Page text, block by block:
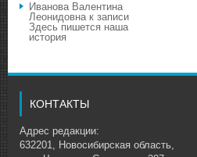
Иванова Валентина
Леонидовнак записи
Здесь пишется наша
история
КОНТАКТЫ
Адрес редакции:
632201, Новосибирская область,